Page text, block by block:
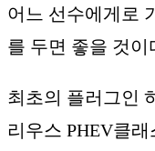
어느 선수에게로
를 두면 좋을 것이
최초의 플러그인
리우스 PHEV클